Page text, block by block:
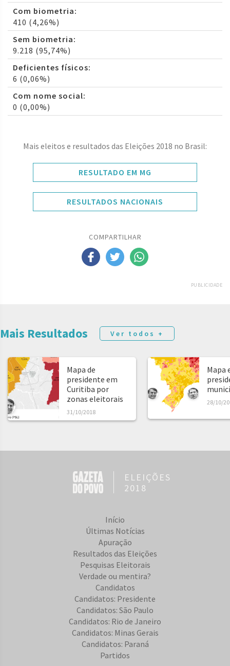
Com biometria:
410 (4,26%)
Sem biometria:
9.218 (95,74%)
Deficientes físicos:
6 (0,06%)
Com nome social:
0 (0,00%)
Mais eleitos e resultados das Eleições 2018 no Brasil:
RESULTADO EM MG
RESULTADOS NACIONAIS
COMPARTILHAR
PUBLICIDADE
Mais Resultados Ver todos +
Mapa de
presidente em
Curitiba por
zonas eleitorais
31/10/2018
Mapa
28/10/
ELEIÇÕES
2018
Início
Últimas Notícias
Apuração
Resultados das Eleições
Pesquisas Eleitorais
Verdade ou mentira?
Candidatos
Candidatos: Presidente
Candidatos: São Paulo
Candidatos: Rio de Janeiro
Candidatos: Minas Gerais
Candidatos: Paraná
Partidos